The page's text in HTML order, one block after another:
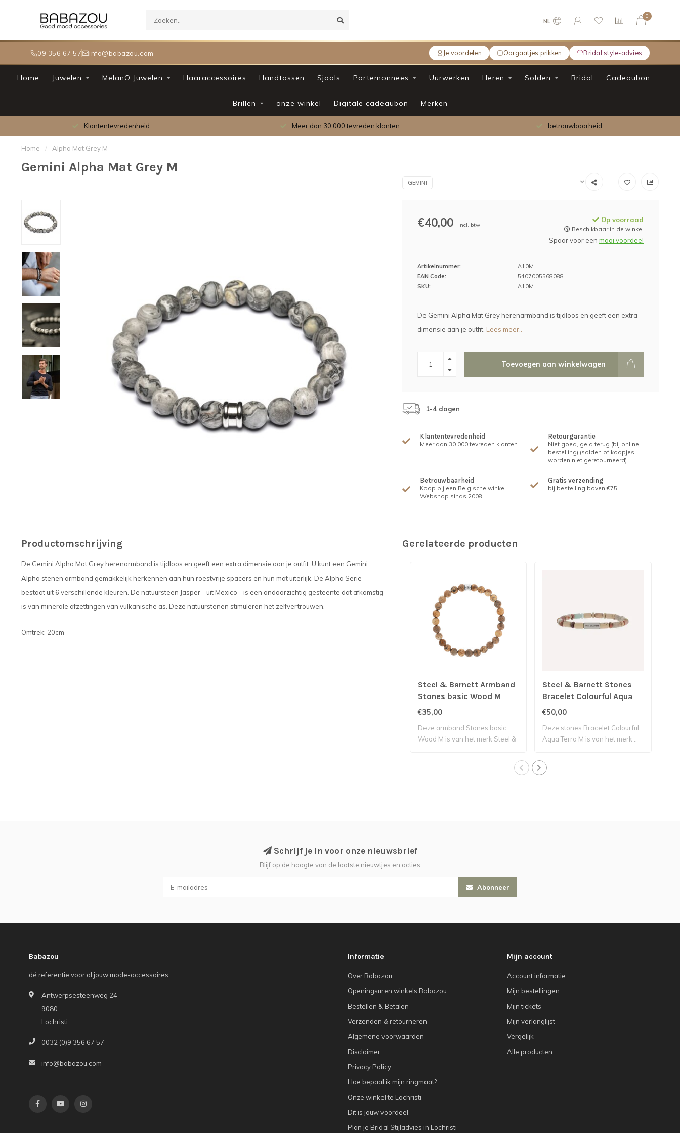
09 356 67 57 info@babazou.com Je voordelen Oorgaatjes prikken Bridal style-advies
NL
0
Home Juwelen MelanO Juwelen Haaraccessoires Handtassen Sjaals Portemonnees Uurwerken Heren Solden Bridal Cadeaubon
Brillen onze winkel Digitale cadeaubon Merken
Klantentevredenheid Meer dan 30.000 tevreden klanten betrouwbaarheid
Home / Alpha Mat Grey M
Gemini Alpha Mat Grey M
GEMINI
€40,00 Incl. btw
Op voorraad
Beschikbaar in de winkel
Spaar voor een mooi voordeel
Artikelnummer:
A10M
EAN Code:
5407005568088
SKU:
A10M
De Gemini Alpha Mat Grey herenarmband is tijdloos en geeft een extra
dimensie aan je outfit. Lees meer..
Toevoegen aan winkelwagen
1-4 dagen
Klantentevredenheid
Meer dan 30.000 tevreden klanten
Retourgarantie
Niet goed, geld terug (bij online
bestelling) (solden of koopjes
worden niet geretourneerd)
Betrouwbaarheid
Koop bij een Belgische winkel.
Webshop sinds 2008
Gratis verzending
bij bestelling boven €75
Productomschrijving
De Gemini Alpha Mat Grey herenarmband is tijdloos en geeft een extra dimensie aan je outfit. U kunt een Gemini
Alpha stenen armband gemakkelijk herkennen aan hun roestvrije spacers en hun mat uiterlijk. De Alpha Serie
bestaat uit 6 verschillende kleuren. De natuursteen Jasper - uit Mexico - is een ondoorzichtig gesteente dat afkomstig
is van minerale afzettingen van vulkanische as. Deze natuurstenen stimuleren het zelfvertrouwen.
Omtrek: 20cm
Gerelateerde producten
Steel & Barnett Armband
Stones basic Wood M
€35,00
Deze armband Stones basic
Wood M is van het merk Steel &
Steel & Barnett Stones
Bracelet Colourful Aqua
Terra M
€50,00
Deze stones Bracelet Colourful
Aqua Terra M is van het merk ..
Schrijf je in voor onze nieuwsbrief
Blijf op de hoogte van de laatste nieuwtjes en acties
Abonneer
Babazou
dé referentie voor al jouw mode-accessoires
Antwerpsesteenweg 24
9080
Lochristi
0032 (0)9 356 67 57
info@babazou.com
Informatie
Over Babazou
Openingsuren winkels Babazou
Bestellen & Betalen
Verzenden & retourneren
Algemene voorwaarden
Disclaimer
Privacy Policy
Hoe bepaal ik mijn ringmaat?
Onze winkel te Lochristi
Dit is jouw voordeel
Plan je Bridal Stijladvies in Lochristi
Mijn account
Account informatie
Mijn bestellingen
Mijn tickets
Mijn verlanglijst
Vergelijk
Alle producten